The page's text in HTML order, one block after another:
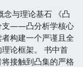
念与理论基石 《凸
支——凸分析学核心
构建一个严谨且全
论框架。 书中首
接触到凸集的严格